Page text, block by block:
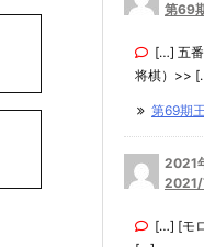
第69
[…] 五
将棋）>>
第69期
2021
2021/
[…] [モ